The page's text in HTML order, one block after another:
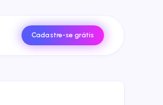
Cadastre-se grátis